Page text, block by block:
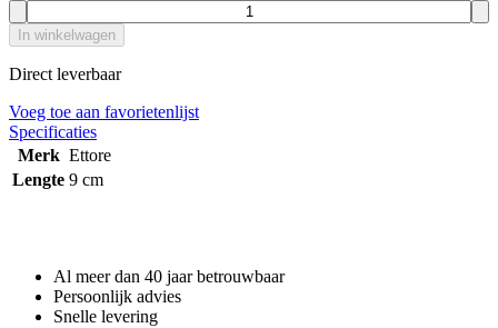
In winkelwagen
Direct leverbaar
Voeg toe aan favorietenlijst
Specificaties
Merk Ettore
Lengte 9 cm
Al meer dan 40 jaar betrouwbaar
Persoonlijk advies
Snelle levering